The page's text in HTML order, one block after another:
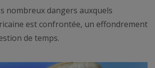
nombreux dangers auxquels
est confrontée, un effondrement
de temps.